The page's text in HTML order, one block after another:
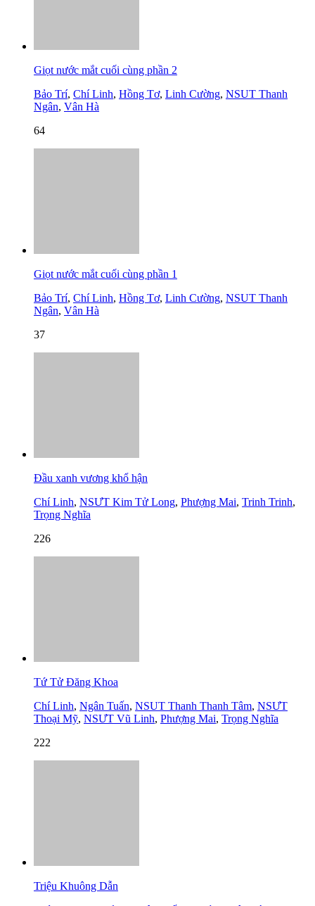
Giọt nước mắt cuối cùng phần 2
Bảo Trí, Chí Linh, Hồng Tơ, Linh Cường, NSUT Thanh
Ngân, Vân Hà
64
Giọt nước mắt cuối cùng phần 1
Bảo Trí, Chí Linh, Hồng Tơ, Linh Cường, NSUT Thanh
Ngân, Vân Hà
37
Đầu xanh vương khổ hận
Chí Linh, NSƯT Kim Tử Long, Phượng Mai, Trinh Trinh,
Trọng Nghĩa
226
Tứ Tử Đăng Khoa
Chí Linh, Ngân Tuấn, NSUT Thanh Thanh Tâm, NSƯT
Thoại Mỹ, NSƯT Vũ Linh, Phượng Mai, Trọng Nghĩa
222
Triệu Khuông Dẫn